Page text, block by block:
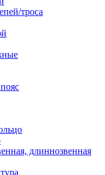
троса
длиннозвенная